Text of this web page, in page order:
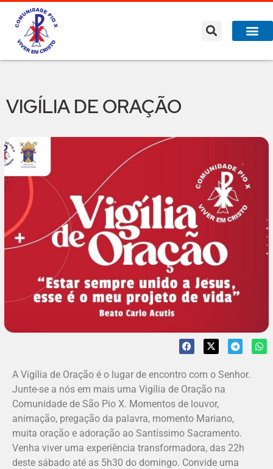
VIGÍLIA DE ORAÇÃO
A Vigília de Oração é o lugar de encontro com o Senhor.
Junte-se a nós em mais uma Vigília de Oração na
Comunidade de São Pio X. Momentos de louvor,
animação, pregação da palavra, momento Mariano,
muita oração e adoração ao Santíssimo Sacramento.
Venha viver uma experiência transformadora, das 22h
deste sábado até as 5h30 do domingo. Convide uma